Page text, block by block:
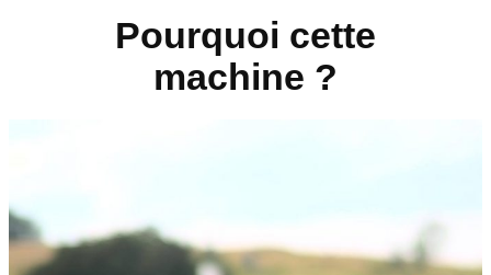
Pourquoi cette
machine ?